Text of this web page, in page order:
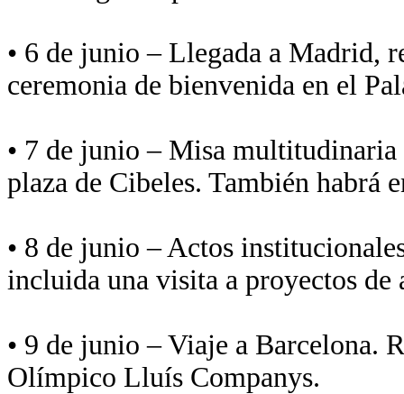
• 6 de junio – Llegada a Madrid,
ceremonia de bienvenida en el
• 7 de junio – Misa
plaza de Cibeles. También habrá
• 8 de junio – Actos
incluida una visita a proyectos de
• 9 de junio – Viaje a Barcelona.
Olímpico Lluís Companys.